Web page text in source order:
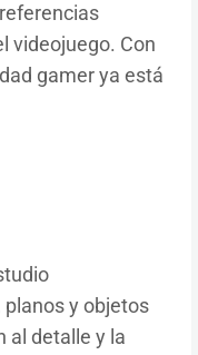
videojuego. Con
gamer ya está
y objetos
al detalle y la